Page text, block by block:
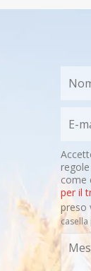
come
per il
preso